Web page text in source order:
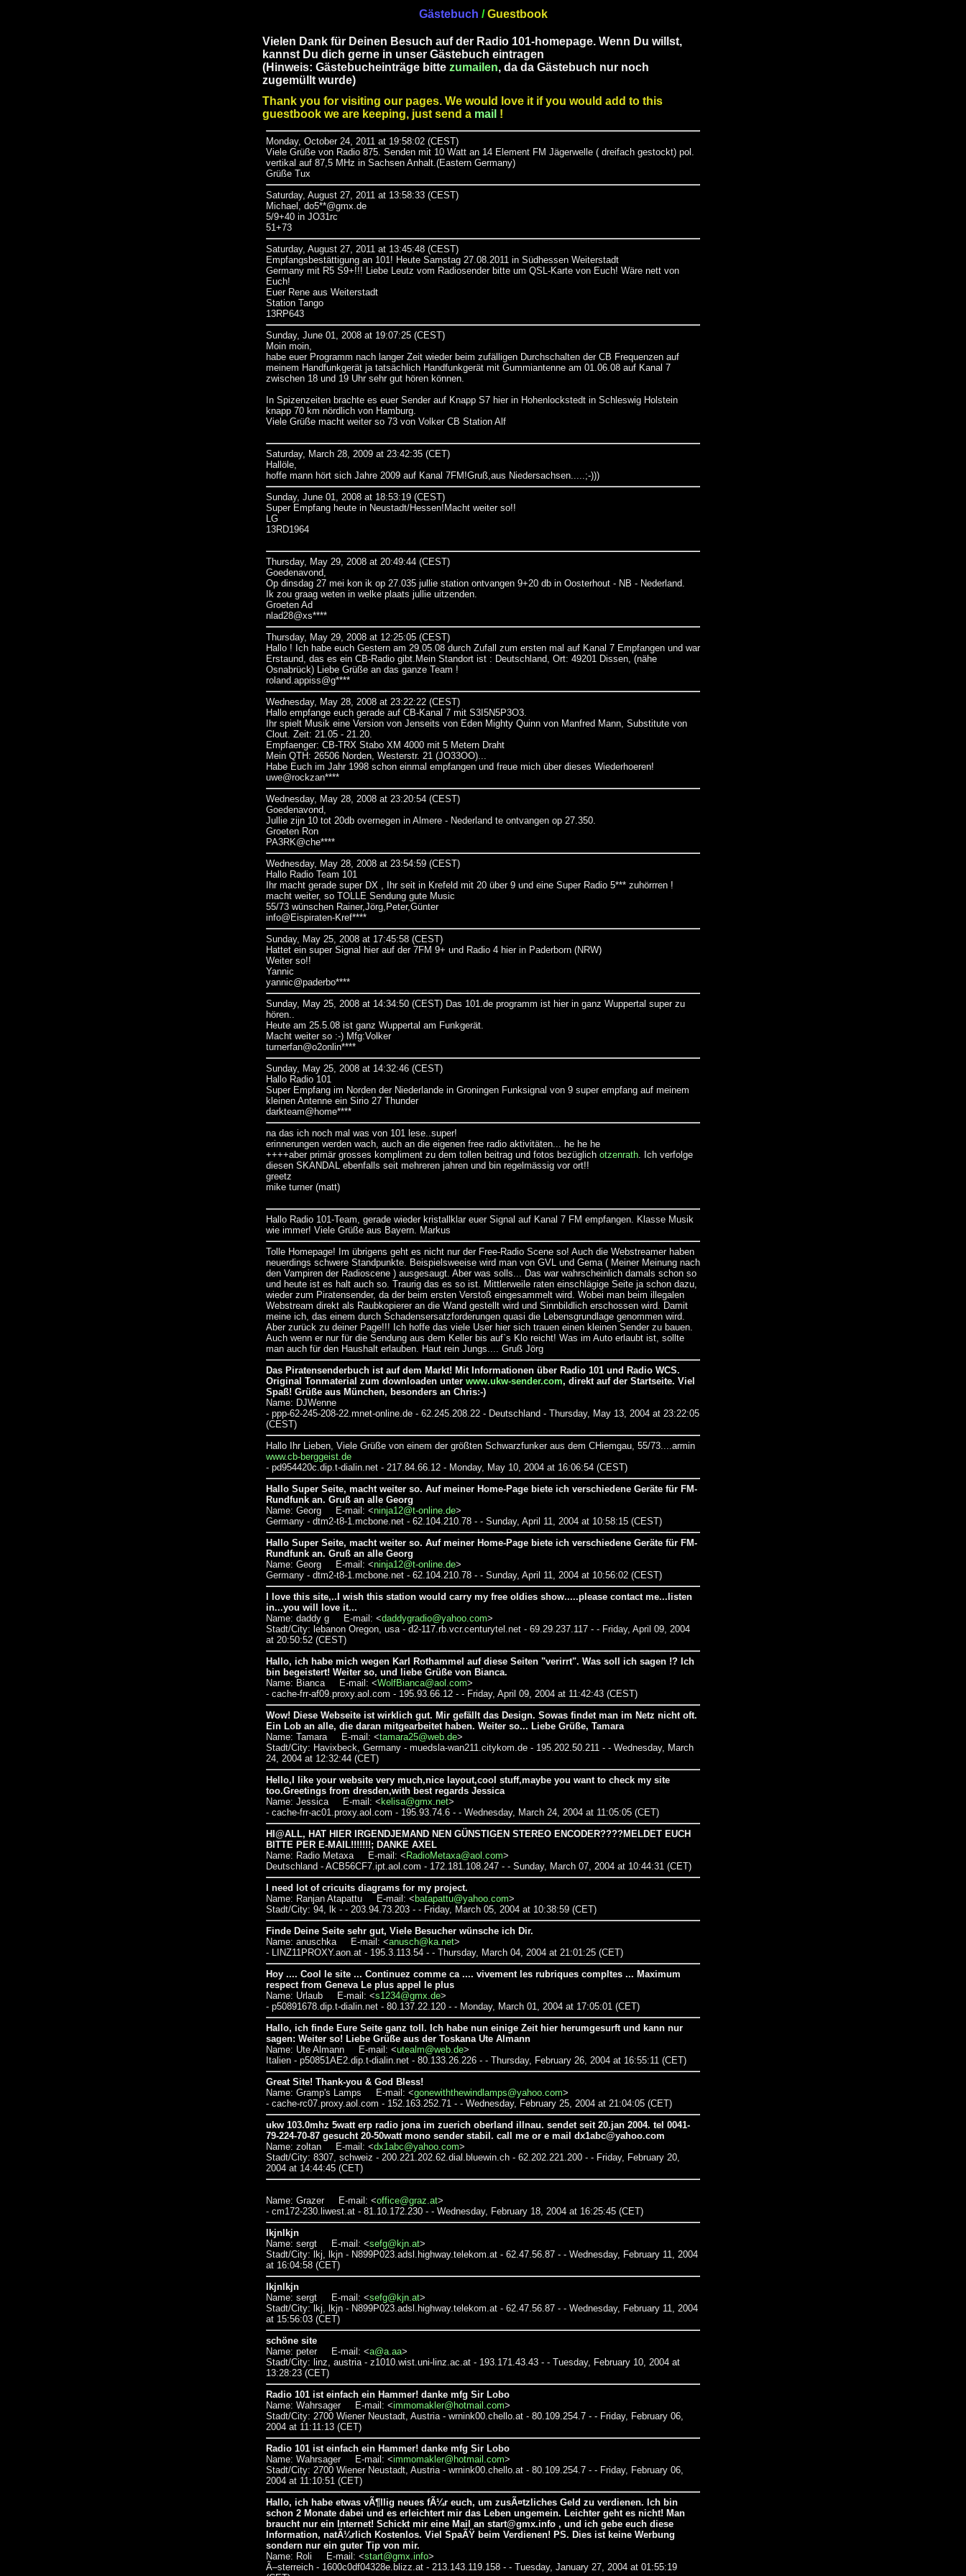
Gästebuch /Guestbook
Vielen Dank für Deinen Besuch auf der Radio 101-homepage. Wenn Du willst,
kannst Du dich gerne in unser Gästebuch eintragen
(Hinweis: Gästebucheinträge bitte zumailen, da da Gästebuch nur noch
zugemüllt wurde)
Thank you for visiting our pages. We would love it if you would add to this
guestbook we are keeping, just send a mail !
Monday, October 24, 2011 at 19:58:02 (CEST)
Viele Grüße von Radio 875. Senden mit 10 Watt an 14 Element FM Jägerwelle ( dreifach gestockt) pol.
vertikal auf 87,5 MHz in Sachsen Anhalt.(Eastern Germany)
Grüße Tux
Saturday, August 27, 2011 at 13:58:33 (CEST)
Michael, do5**@gmx.de
5/9+40 in JO31rc
51+73
Saturday, August 27, 2011 at 13:45:48 (CEST)
Empfangsbestättigung an 101! Heute Samstag 27.08.2011 in Südhessen Weiterstadt
Germany mit R5 S9+!!! Liebe Leutz vom Radiosender bitte um QSL-Karte von Euch! Wäre nett von
Euch!
Euer Rene aus Weiterstadt
Station Tango
13RP643
Sunday, June 01, 2008 at 19:07:25 (CEST)
Moin moin,
habe euer Programm nach langer Zeit wieder beim zufälligen Durchschalten der CB Frequenzen auf
meinem Handfunkgerät ja tatsächlich Handfunkgerät mit Gummiantenne am 01.06.08 auf Kanal 7
zwischen 18 und 19 Uhr sehr gut hören können.
In Spizenzeiten brachte es euer Sender auf Knapp S7 hier in Hohenlockstedt in Schleswig Holstein
knapp 70 km nördlich von Hamburg.
Viele Grüße macht weiter so 73 von Volker CB Station Alf
Saturday, March 28, 2009 at 23:42:35 (CET)
Hallöle,
hoffe mann hört sich Jahre 2009 auf Kanal 7FM!Gruß,aus Niedersachsen.....;-)))
Sunday, June 01, 2008 at 18:53:19 (CEST)
Super Empfang heute in Neustadt/Hessen!Macht weiter so!!
LG
13RD1964
Thursday, May 29, 2008 at 20:49:44 (CEST)
Goedenavond,
Op dinsdag 27 mei kon ik op 27.035 jullie station ontvangen 9+20 db in Oosterhout - NB - Nederland.
Ik zou graag weten in welke plaats jullie uitzenden.
Groeten Ad
nlad28@xs****
Thursday, May 29, 2008 at 12:25:05 (CEST)
Hallo ! Ich habe euch Gestern am 29.05.08 durch Zufall zum ersten mal auf Kanal 7 Empfangen und war
Erstaund, das es ein CB-Radio gibt.Mein Standort ist : Deutschland, Ort: 49201 Dissen, (nähe
Osnabrück) Liebe Grüße an das ganze Team !
roland.appiss@g****
Wednesday, May 28, 2008 at 23:22:22 (CEST)
Hallo empfange euch gerade auf CB-Kanal 7 mit S3I5N5P3O3.
Ihr spielt Musik eine Version von Jenseits von Eden Mighty Quinn von Manfred Mann, Substitute von
Clout. Zeit: 21.05 - 21.20.
Empfaenger: CB-TRX Stabo XM 4000 mit 5 Metern Draht
Mein QTH: 26506 Norden, Westerstr. 21 (JO33OO)...
Habe Euch im Jahr 1998 schon einmal empfangen und freue mich über dieses Wiederhoeren!
uwe@rockzan****
Wednesday, May 28, 2008 at 23:20:54 (CEST)
Goedenavond,
Jullie zijn 10 tot 20db overnegen in Almere - Nederland te ontvangen op 27.350.
Groeten Ron
PA3RK@che****
Wednesday, May 28, 2008 at 23:54:59 (CEST)
Hallo Radio Team 101
Ihr macht gerade super DX , Ihr seit in Krefeld mit 20 über 9 und eine Super Radio 5*** zuhörrren !
macht weiter, so TOLLE Sendung gute Music
55/73 wünschen Rainer,Jörg,Peter,Günter
info@Eispiraten-Kref****
Sunday, May 25, 2008 at 17:45:58 (CEST)
Hattet ein super Signal hier auf der 7FM 9+ und Radio 4 hier in Paderborn (NRW)
Weiter so!!
Yannic
yannic@paderbo****
Sunday, May 25, 2008 at 14:34:50 (CEST) Das 101.de programm ist hier in ganz Wuppertal super zu
hören..
Heute am 25.5.08 ist ganz Wuppertal am Funkgerät.
Macht weiter so :-) Mfg:Volker
turnerfan@o2onlin****
Sunday, May 25, 2008 at 14:32:46 (CEST)
Hallo Radio 101
Super Empfang im Norden der Niederlande in Groningen Funksignal von 9 super empfang auf meinem
kleinen Antenne ein Sirio 27 Thunder
darkteam@home****
na das ich noch mal was von 101 lese..super!
erinnerungen werden wach, auch an die eigenen free radio aktivitäten... he he he
++++aber primär grosses kompliment zu dem tollen beitrag und fotos bezüglich otzenrath. Ich verfolge
diesen SKANDAL ebenfalls seit mehreren jahren und bin regelmässig vor ort!!
greetz
mike turner (matt)
Hallo Radio 101-Team, gerade wieder kristallklar euer Signal auf Kanal 7 FM empfangen. Klasse Musik
wie immer! Viele Grüße aus Bayern. Markus
Tolle Homepage! Im übrigens geht es nicht nur der Free-Radio Scene so! Auch die Webstreamer haben
neuerdings schwere Standpunkte. Beispielsweeise wird man von GVL und Gema ( Meiner Meinung nach
den Vampiren der Radioscene ) ausgesaugt. Aber was solls... Das war wahrscheinlich damals schon so
und heute ist es halt auch so. Traurig das es so ist. Mittlerweile raten einschlägige Seite ja schon dazu,
wieder zum Piratensender, da der beim ersten Verstoß eingesammelt wird. Wobei man beim illegalen
Webstream direkt als Raubkopierer an die Wand gestellt wird und Sinnbildlich erschossen wird. Damit
meine ich, das einem durch Schadensersatzforderungen quasi die Lebensgrundlage genommen wird.
Aber zurück zu deiner Page!!! Ich hoffe das viele User hier sich trauen einen kleinen Sender zu bauen.
Auch wenn er nur für die Sendung aus dem Keller bis auf`s Klo reicht! Was im Auto erlaubt ist, sollte
man auch für den Haushalt erlauben. Haut rein Jungs.... Gruß Jörg
Das Piratensenderbuch ist auf dem Markt! Mit Informationen über Radio 101 und Radio WCS.
Original Tonmaterial zum downloaden unter www.ukw-sender.com, direkt auf der Startseite. Viel
Spaß! Grüße aus München, besonders an Chris:-)
Name: DJWenne
- ppp-62-245-208-22.mnet-online.de - 62.245.208.22 - Deutschland - Thursday, May 13, 2004 at 23:22:05
(CEST)
Hallo Ihr Lieben, Viele Grüße von einem der größten Schwarzfunker aus dem CHiemgau, 55/73....armin
www.cb-berggeist.de
- pd954420c.dip.t-dialin.net - 217.84.66.12 - Monday, May 10, 2004 at 16:06:54 (CEST)
Hallo Super Seite, macht weiter so. Auf meiner Home-Page biete ich verschiedene Geräte für FM-
Rundfunk an. Gruß an alle Georg
Name: Georg E-mail: <ninja12@t-online.de>
Germany - dtm2-t8-1.mcbone.net - 62.104.210.78 - - Sunday, April 11, 2004 at 10:58:15 (CEST)
Hallo Super Seite, macht weiter so. Auf meiner Home-Page biete ich verschiedene Geräte für FM-
Rundfunk an. Gruß an alle Georg
Name: Georg E-mail: <ninja12@t-online.de>
Germany - dtm2-t8-1.mcbone.net - 62.104.210.78 - - Sunday, April 11, 2004 at 10:56:02 (CEST)
I love this site,..I wish this station would carry my free oldies show.....please contact me...listen
in...you will love it...
Name: daddy g E-mail: <daddygradio@yahoo.com>
Stadt/City: lebanon Oregon, usa - d2-117.rb.vcr.centurytel.net - 69.29.237.117 - - Friday, April 09, 2004
at 20:50:52 (CEST)
Hallo, ich habe mich wegen Karl Rothammel auf diese Seiten "verirrt". Was soll ich sagen !? Ich
bin begeistert! Weiter so, und liebe Grüße von Bianca.
Name: Bianca E-mail: <WolfBianca@aol.com>
- cache-frr-af09.proxy.aol.com - 195.93.66.12 - - Friday, April 09, 2004 at 11:42:43 (CEST)
Wow! Diese Webseite ist wirklich gut. Mir gefällt das Design. Sowas findet man im Netz nicht oft.
Ein Lob an alle, die daran mitgearbeitet haben. Weiter so... Liebe Grüße, Tamara
Name: Tamara E-mail: <tamara25@web.de>
Stadt/City: Havixbeck, Germany - muedsla-wan211.citykom.de - 195.202.50.211 - - Wednesday, March
24, 2004 at 12:32:44 (CET)
Hello,I like your website very much,nice layout,cool stuff,maybe you want to check my site
too.Greetings from dresden,with best regards Jessica
Name: Jessica E-mail: < kelisa@gmx.net>
- cache-frr-ac01.proxy.aol.com - 195.93.74.6 - - Wednesday, March 24, 2004 at 11:05:05 (CET)
HI@ALL, HAT HIER IRGENDJEMAND NEN GÜNSTIGEN STEREO ENCODER????MELDET EUCH
BITTE PER E-MAIL!!!!!!!; DANKE AXEL
Name: Radio Metaxa E-mail: < RadioMetaxa@aol.com>
Deutschland - ACB56CF7.ipt.aol.com - 172.181.108.247 - - Sunday, March 07, 2004 at 10:44:31 (CET)
I need lot of cricuits diagrams for my project.
Name: Ranjan Atapattu E-mail: < batapattu@yahoo.com>
Stadt/City: 94, lk - - 203.94.73.203 - - Friday, March 05, 2004 at 10:38:59 (CET)
Finde Deine Seite sehr gut, Viele Besucher wünsche ich Dir.
Name: anuschka E-mail: <anusch@ka.net>
- LINZ11PROXY.aon.at - 195.3.113.54 - - Thursday, March 04, 2004 at 21:01:25 (CET)
Hoy .... Cool le site ... Continuez comme ca .... vivement les rubriques compltes ... Maximum
respect from Geneva Le plus appel le plus
Name: Urlaub E-mail: <s1234@gmx.de>
- p50891678.dip.t-dialin.net - 80.137.22.120 - - Monday, March 01, 2004 at 17:05:01 (CET)
Hallo, ich finde Eure Seite ganz toll. Ich habe nun einige Zeit hier herumgesurft und kann nur
sagen: Weiter so! Liebe Grüße aus der Toskana Ute Almann
Name: Ute Almann E-mail: <utealm@web.de>
Italien - p50851AE2.dip.t-dialin.net - 80.133.26.226 - - Thursday, February 26, 2004 at 16:55:11 (CET)
Great Site! Thank-you & God Bless!
Name: Gramp's Lamps E-mail: <gonewiththewindlamps@yahoo.com>
- cache-rc07.proxy.aol.com - 152.163.252.71 - - Wednesday, February 25, 2004 at 21:04:05 (CET)
ukw 103.0mhz 5watt erp radio jona im zuerich oberland illnau. sendet seit 20.jan 2004. tel 0041-
79-224-70-87 gesucht 20-50watt mono sender stabil. call me or e mail dx1abc@yahoo.com
Name: zoltan E-mail: <dx1abc@yahoo.com>
Stadt/City: 8307, schweiz - 200.221.202.62.dial.bluewin.ch - 62.202.221.200 - - Friday, February 20,
2004 at 14:44:45 (CET)
Name: Grazer E-mail: <office@graz.at>
- cm172-230.liwest.at - 81.10.172.230 - - Wednesday, February 18, 2004 at 16:25:45 (CET)
lkjnlkjn
Name: sergt E-mail: <sefg@kjn.at>
Stadt/City: lkj, lkjn - N899P023.adsl.highway.telekom.at - 62.47.56.87 - - Wednesday, February 11, 2004
at 16:04:58 (CET)
lkjnlkjn
Name: sergt E-mail: <sefg@kjn.at>
Stadt/City: lkj, lkjn - N899P023.adsl.highway.telekom.at - 62.47.56.87 - - Wednesday, February 11, 2004
at 15:56:03 (CET)
schöne site
Name: peter E-mail: <a@a.aa>
Stadt/City: linz, austria - z1010.wist.uni-linz.ac.at - 193.171.43.43 - - Tuesday, February 10, 2004 at
13:28:23 (CET)
Radio 101 ist einfach ein Hammer! danke mfg Sir Lobo
Name: Wahrsager E-mail: <immomakler@hotmail.com>
Stadt/City: 2700 Wiener Neustadt, Austria - wrnink00.chello.at - 80.109.254.7 - - Friday, February 06,
2004 at 11:11:13 (CET)
Radio 101 ist einfach ein Hammer! danke mfg Sir Lobo
Name: Wahrsager E-mail: <immomakler@hotmail.com>
Stadt/City: 2700 Wiener Neustadt, Austria - wrnink00.chello.at - 80.109.254.7 - - Friday, February 06,
2004 at 11:10:51 (CET)
Hallo, ich habe etwas vÃ¶llig neues fÃ¼r euch, um zusÃ¤tzliches Geld zu verdienen. Ich bin
schon 2 Monate dabei und es erleichtert mir das Leben ungemein. Leichter geht es nicht! Man
braucht nur ein Internet! Schickt mir eine Mail an start@gmx.info , und ich gebe euch diese
Information, natÃ¼rlich Kostenlos. Viel SpaÃŸ beim Verdienen! PS. Dies ist keine Werbung
sondern nur ein guter Tip von mir.
Name: Roli E-mail: <start@gmx.info>
Ã–sterreich - 1600c0df04328e.blizz.at - 213.143.119.158 - - Tuesday, January 27, 2004 at 01:55:19